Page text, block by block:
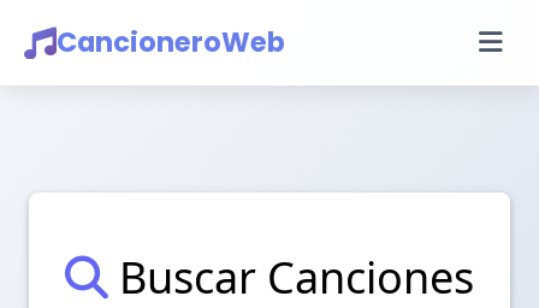
CancioneroWeb
Buscar Canciones